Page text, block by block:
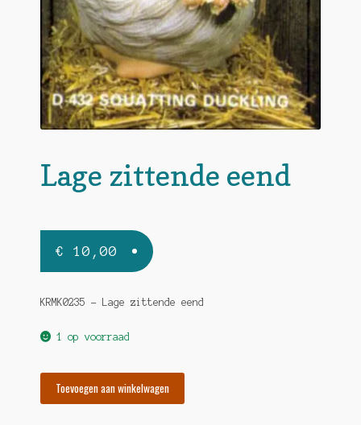
Lage zittende eend
€ 10,00
KRMK0235 – Lage zittende eend
1 op voorraad
zittende
Toevoegen aan winkelwagen